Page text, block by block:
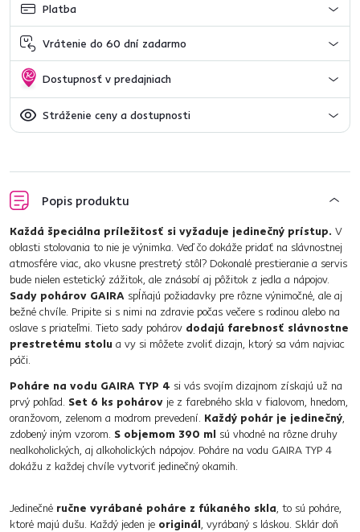
Platba
Vrátenie do 60 dní zadarmo
Dostupnosť v predajniach
Stráženie ceny a dostupnosti
Popis produktu
Každá špeciálna príležitosť si vyžaduje jedinečný prístup. V
oblasti stolovania to nie je výnimka. Veď čo dokáže pridať na slávnostnej
atmosfére viac, ako vkusne prestretý stôl? Dokonalé prestieranie a servis
bude nielen estetický zážitok, ale znásobí aj pôžitok z jedla a nápojov.
Sady pohárov GAIRA spĺňajú požiadavky pre rôzne výnimočné, ale aj
bežné chvíle. Pripite si s nimi na zdravie počas večere s rodinou alebo na
oslave s priateľmi. Tieto sady pohárov dodajú farebnosť slávnostne
prestretému stolu a vy si môžete zvoliť dizajn, ktorý sa vám najviac
páči.
Poháre na vodu GAIRA TYP 4 si vás svojím dizajnom získajú už na
prvý pohľad. Set 6 ks pohárov je z farebného skla v fialovom, hnedom,
oranžovom, zelenom a modrom prevedení. Každý pohár je jedinečný,
zdobený iným vzorom. S objemom 390 ml sú vhodné na rôzne druhy
nealkoholických, aj alkoholických nápojov. Poháre na vodu GAIRA TYP 4
dokážu z každej chvíle vytvoriť jedinečný okamih.
Jedinečné ručne vyrábané poháre z fúkaného skla, to sú poháre,
ktoré majú dušu. Každý jeden je originál, vyrábaný s láskou. Sklár doň